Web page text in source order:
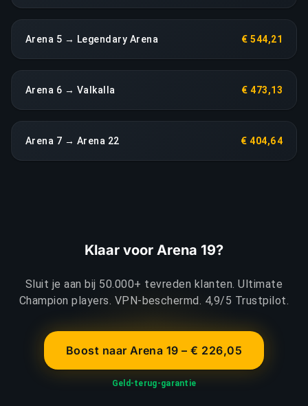
Arena 5 → Legendary Arena € 544,21
Arena 6 → Valkalla € 473,13
Arena 7 → Arena 22 € 404,64
Klaar voor Arena 19?
Sluit je aan bij 50.000+ tevreden klanten. Ultimate
Champion players. VPN-beschermd. 4,9/5 Trustpilot.
Boost naar Arena 19 – € 226,05
Geld-terug-garantie